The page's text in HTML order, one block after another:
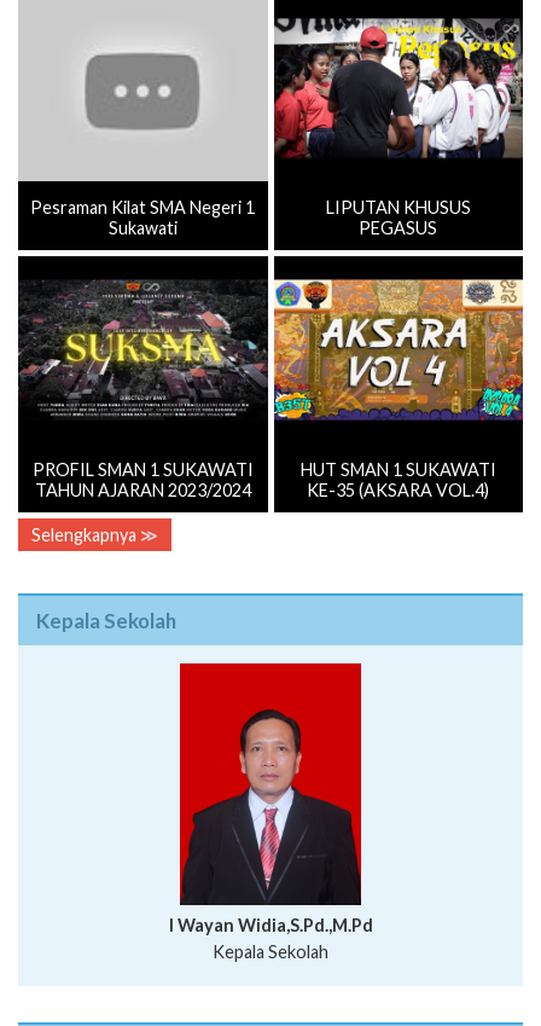
Pesraman Kilat SMA Negeri 1
Sukawati
LIPUTAN KHUSUS
PEGASUS
PROFIL SMAN 1 SUKAWATI
TAHUN AJARAN 2023/2024
HUT SMAN 1 SUKAWATI
KE-35 (AKSARA VOL.4)
Selengkapnya ≫
Kepala Sekolah
I Wayan Widia,S.Pd.,M.Pd
Kepala Sekolah